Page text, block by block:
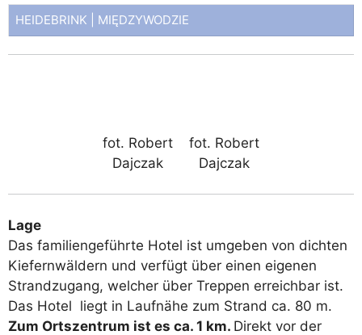
HEIDEBRINK | MIĘDZYWODZIE
fot. Robert
Dajczak
fot. Robert
Dajczak
Lage
Das familiengeführte Hotel ist umgeben von dichten
Kiefernwäldern und verfügt über einen eigenen
Strandzugang, welcher über Treppen erreichbar ist.
Das Hotel liegt in Laufnähe zum Strand ca. 80 m.
Zum Ortszentrum ist es ca. 1 km. Direkt vor der